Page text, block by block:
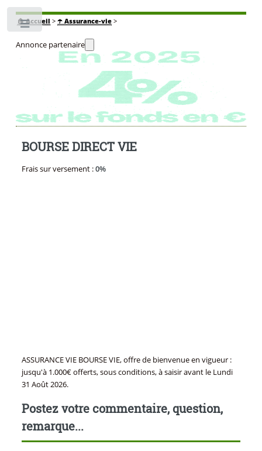
🏠Accueil > ☂️ Assurance-vie>
Annonce partenaire
BOURSE DIRECT VIE
Frais sur versement :0%
ASSURANCE VIE BOURSE VIE, offre de bienvenue en vigueur :
jusqu'à 1.000€ offerts, sous conditions, à saisir avant le Lundi
31 Août 2026.
Postez votre commentaire, question,
remarque...
Toggle